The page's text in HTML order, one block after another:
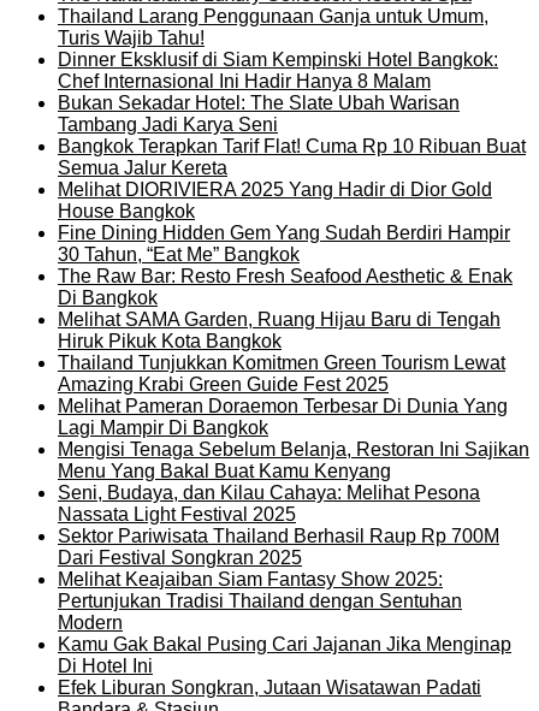
Thailand Larang Penggunaan Ganja untuk Umum,
Turis Wajib Tahu!
Dinner Eksklusif di Siam Kempinski Hotel Bangkok:
Chef Internasional Ini Hadir Hanya 8 Malam
Bukan Sekadar Hotel: The Slate Ubah Warisan
Tambang Jadi Karya Seni
Bangkok Terapkan Tarif Flat! Cuma Rp 10 Ribuan Buat
Semua Jalur Kereta
Melihat DIORIVIERA 2025 Yang Hadir di Dior Gold
House Bangkok
Fine Dining Hidden Gem Yang Sudah Berdiri Hampir
30 Tahun, “Eat Me” Bangkok
The Raw Bar: Resto Fresh Seafood Aesthetic & Enak
Di Bangkok
Melihat SAMA Garden, Ruang Hijau Baru di Tengah
Hiruk Pikuk Kota Bangkok
Thailand Tunjukkan Komitmen Green Tourism Lewat
Amazing Krabi Green Guide Fest 2025
Melihat Pameran Doraemon Terbesar Di Dunia Yang
Lagi Mampir Di Bangkok
Mengisi Tenaga Sebelum Belanja, Restoran Ini Sajikan
Menu Yang Bakal Buat Kamu Kenyang
Seni, Budaya, dan Kilau Cahaya: Melihat Pesona
Nassata Light Festival 2025
Sektor Pariwisata Thailand Berhasil Raup Rp 700M
Dari Festival Songkran 2025
Melihat Keajaiban Siam Fantasy Show 2025:
Pertunjukan Tradisi Thailand dengan Sentuhan
Modern
Kamu Gak Bakal Pusing Cari Jajanan Jika Menginap
Di Hotel Ini
Efek Liburan Songkran, Jutaan Wisatawan Padati